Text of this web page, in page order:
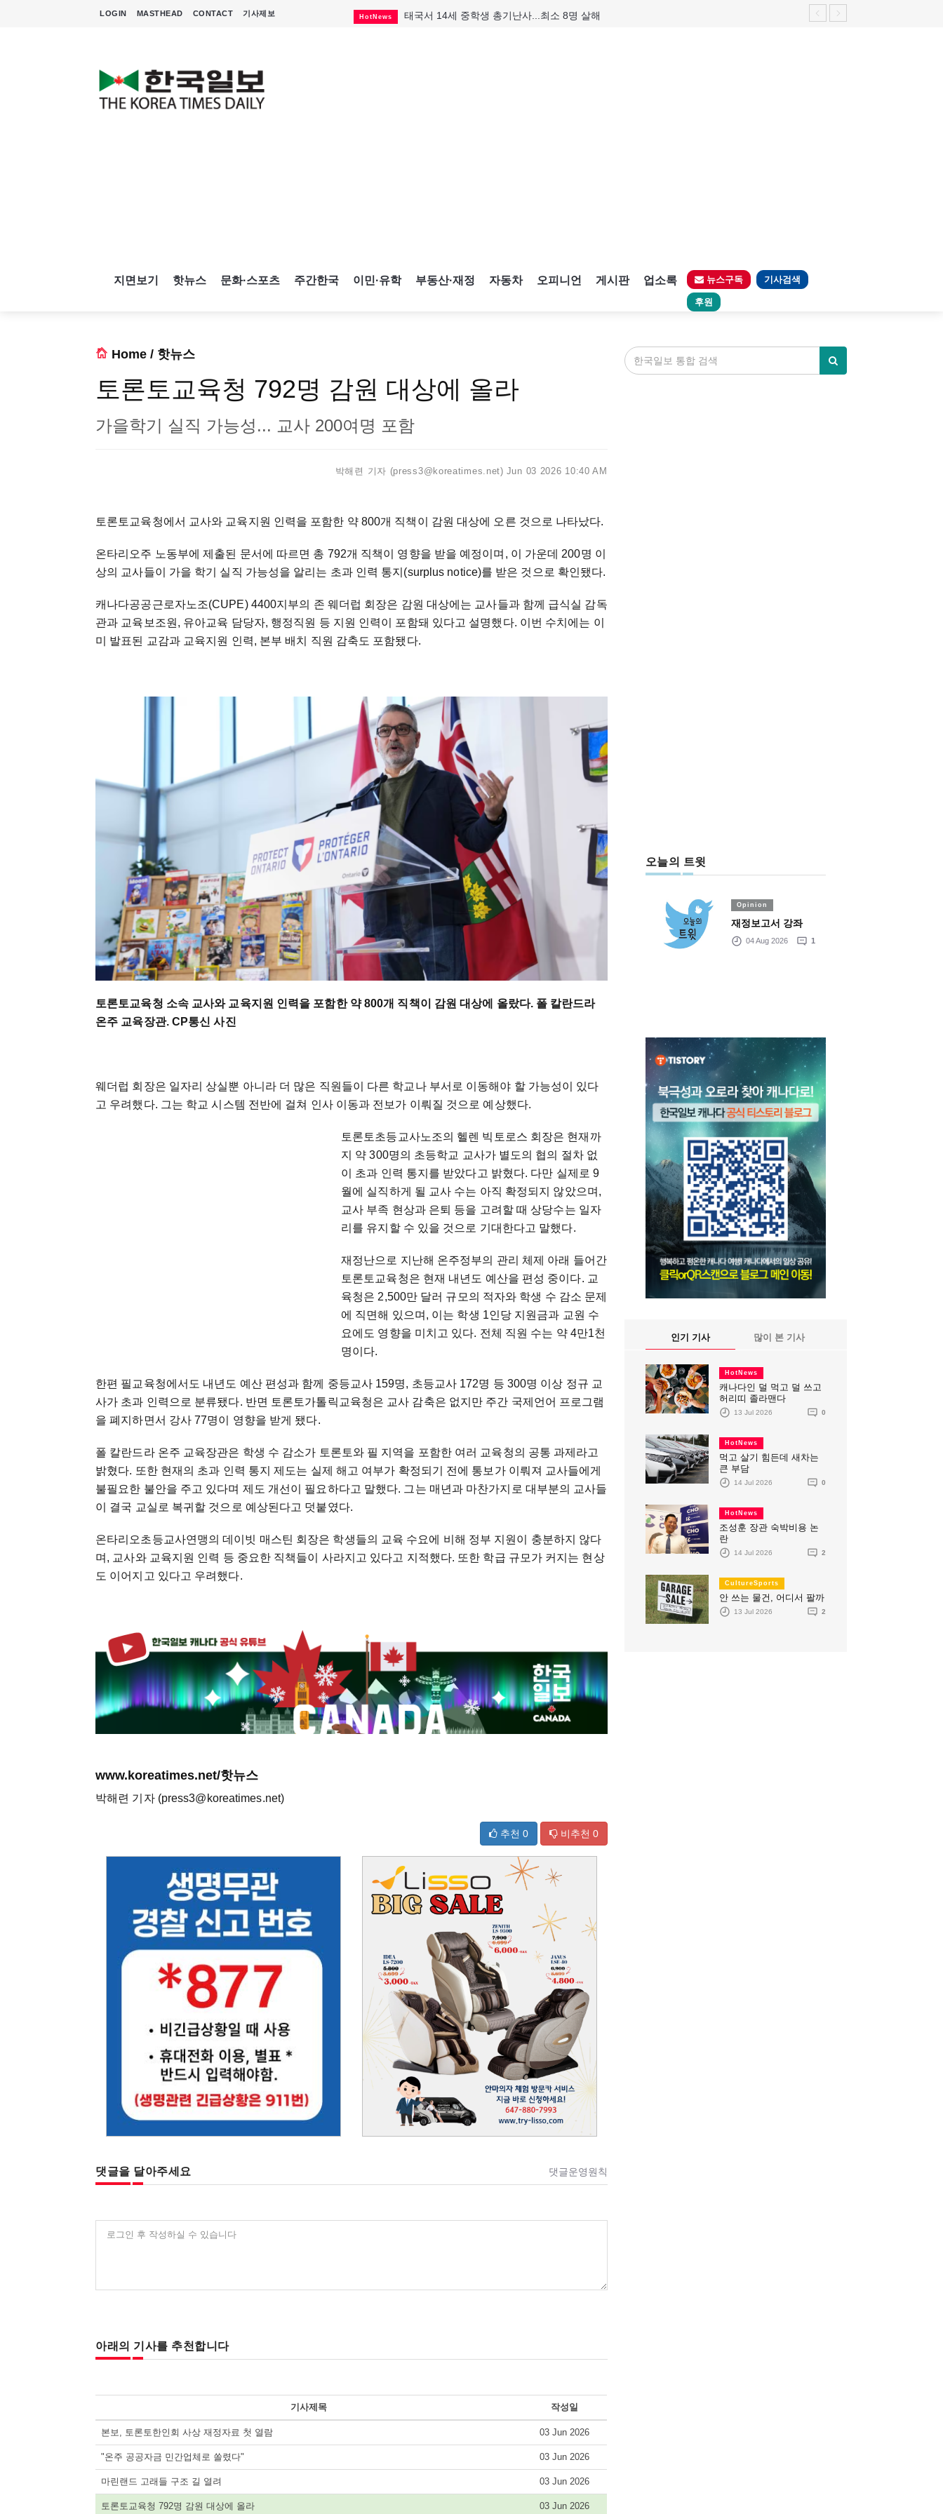
LOGIN MASTHEAD CONTACT 기사제보 HotNews 태국서 14세 중학생 총기난사...최소 8명 살해
지면보기 핫뉴스 문화·스포츠 주간한국 이민·유학 부동산·재정 자동차 오피니언 게시판 업소록 뉴스구독 기사검색
후원
Home / 핫뉴스
토론토교육청 792명 감원 대상에 올라
가을학기 실직 가능성... 교사 200여명 포함
박해련 기자 (press3@koreatimes.net) Jun 03 2026 10:40 AM
토론토교육청에서 교사와 교육지원 인력을 포함한 약 800개 직책이 감원 대상에 오른 것으로 나타났다.
온타리오주 노동부에 제출된 문서에 따르면 총 792개 직책이 영향을 받을 예정이며, 이 가운데 200명 이
상의 교사들이 가을 학기 실직 가능성을 알리는 초과 인력 통지(surplus notice)를 받은 것으로 확인됐다.
캐나다공공근로자노조(CUPE) 4400지부의 존 웨더럽 회장은 감원 대상에는 교사들과 함께 급식실 감독
관과 교육보조원, 유아교육 담당자, 행정직원 등 지원 인력이 포함돼 있다고 설명했다. 이번 수치에는 이
미 발표된 교감과 교육지원 인력, 본부 배치 직원 감축도 포함됐다.
토론토교육청 소속 교사와 교육지원 인력을 포함한 약 800개 직책이 감원 대상에 올랐다. 폴 칼란드라
온주 교육장관. CP통신 사진
웨더럽 회장은 일자리 상실뿐 아니라 더 많은 직원들이 다른 학교나 부서로 이동해야 할 가능성이 있다
고 우려했다. 그는 학교 시스템 전반에 걸쳐 인사 이동과 전보가 이뤄질 것으로 예상했다.
토론토초등교사노조의 헬렌 빅토로스 회장은 현재까
지 약 300명의 초등학교 교사가 별도의 협의 절차 없
이 초과 인력 통지를 받았다고 밝혔다. 다만 실제로 9
월에 실직하게 될 교사 수는 아직 확정되지 않았으며,
교사 부족 현상과 은퇴 등을 고려할 때 상당수는 일자
리를 유지할 수 있을 것으로 기대한다고 말했다.
재정난으로 지난해 온주정부의 관리 체제 아래 들어간
토론토교육청은 현재 내년도 예산을 편성 중이다. 교
육청은 2,500만 달러 규모의 적자와 학생 수 감소 문제
에 직면해 있으며, 이는 학생 1인당 지원금과 교원 수
요에도 영향을 미치고 있다. 전체 직원 수는 약 4만1천
명이다.
한편 필교육청에서도 내년도 예산 편성과 함께 중등교사 159명, 초등교사 172명 등 300명 이상 정규 교
사가 초과 인력으로 분류됐다. 반면 토론토가톨릭교육청은 교사 감축은 없지만 주간 국제언어 프로그램
을 폐지하면서 강사 77명이 영향을 받게 됐다.
폴 칼란드라 온주 교육장관은 학생 수 감소가 토론토와 필 지역을 포함한 여러 교육청의 공통 과제라고
밝혔다. 또한 현재의 초과 인력 통지 제도는 실제 해고 여부가 확정되기 전에 통보가 이뤄져 교사들에게
불필요한 불안을 주고 있다며 제도 개선이 필요하다고 말했다. 그는 매년과 마찬가지로 대부분의 교사들
이 결국 교실로 복귀할 것으로 예상된다고 덧붙였다.
온타리오초등교사연맹의 데이빗 매스틴 회장은 학생들의 교육 수요에 비해 정부 지원이 충분하지 않다
며, 교사와 교육지원 인력 등 중요한 직책들이 사라지고 있다고 지적했다. 또한 학급 규모가 커지는 현상
도 이어지고 있다고 우려했다.
www.koreatimes.net/핫뉴스
박해련 기자 (press3@koreatimes.net)
추천 0 비추천 0
댓글을 달아주세요 댓글운영원칙
로그인 후 작성하실 수 있습니다
아래의 기사를 추천합니다
기사제목 작성일
본보, 토론토한인회 사상 재정자료 첫 열람 03 Jun 2026
"온주 공공자금 민간업체로 쏠렸다" 03 Jun 2026
마린랜드 고래들 구조 길 열려 03 Jun 2026
토론토교육청 792명 감원 대상에 올라 03 Jun 2026
오늘의 트윗
Opinion
재정보고서 강좌
04 Aug 2026 1
인기 기사 많이 본 기사
HotNews
캐나다인 덜 먹고 덜 쓰고
허리띠 졸라맨다
13 Jul 2026 0
HotNews
먹고 살기 힘든데 새차는
큰 부담
14 Jul 2026 0
HotNews
조성훈 장관 숙박비용 논
란
14 Jul 2026 2
CultureSports
안 쓰는 물건, 어디서 팔까
13 Jul 2026 2